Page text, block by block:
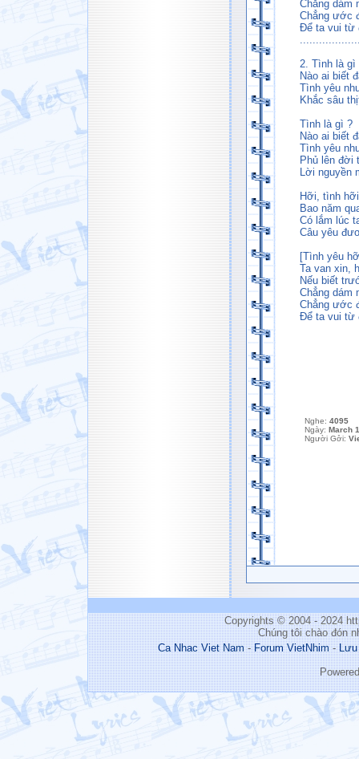
Chẳng dám
Chẳng ước
Để ta vui từ
2. Tình là gì
Nào ai biết
Tình yêu
Khắc sâu
Tình là gì ?
Nào ai biết
Tình yêu
Phủ lên đời
Lời nguyền
Hỡi, tình
Bao năm
Có lắm lúc
Câu yêu
[Tình yêu
Ta van xin,
Nếu biết
Chẳng dám
Chẳng ước
Để ta vui từ
Nghe: 4095
Ngày: March
Người Gởi:
Copyrights © 2004 - 2024
Chúng tôi chào đón
Ca Nhac Viet Nam-Forum VietNhim-